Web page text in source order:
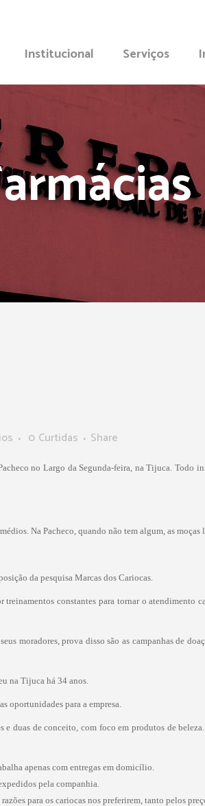
Institucional Serviços
0 Curtidas Share
no Largo da Segunda-feira, na Tijuca. Todo
Na Pacheco, quando não tem algum, as
da pesquisa Marcas dos Cariocas.
constantes para tornar o atendimento
moradores, prova disso são as campanhas de
na Tijuca há 34 anos.
oportunidades para a empresa.
e duas de conceito, com foco em produtos de
apenas com entregas em domicílio.
pela companhia.
para os cariocas nos preferirem, tanto pelos